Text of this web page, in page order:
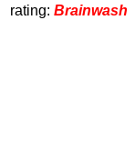
rating: Brainwash